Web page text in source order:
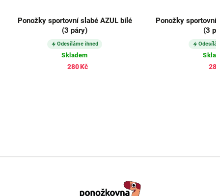
Ponožky sportovní slabé AZUL bílé
(3 páry)
Odesíláme ihned
Skladem
280 Kč
Ponožky sportovní
(3